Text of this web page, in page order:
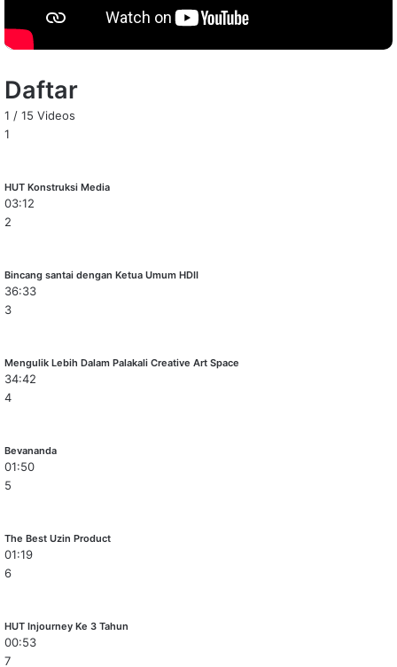
Daftar
1 / 15 Videos
1
HUT Konstruksi Media
03:12
2
Bincang santai dengan Ketua Umum HDII
36:33
3
Mengulik Lebih Dalam Palakali Creative Art Space
34:42
4
Bevananda
01:50
5
The Best Uzin Product
01:19
6
HUT Injourney Ke 3 Tahun
00:53
7